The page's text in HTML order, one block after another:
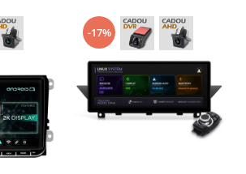
-17%